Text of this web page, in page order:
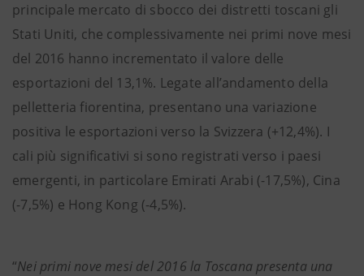
principale mercato di sbocco dei distretti toscani gli
Stati Uniti, che complessivamente nei primi nove mesi
del 2016 hanno incrementato il valore delle
esportazioni del 13,1%. Legate all’andamento della
pelletteria fiorentina, presentano una variazione
positiva le esportazioni verso la Svizzera (+12,4%). I
cali più significativi si sono registrati verso i paesi
emergenti, in particolare Emirati Arabi (-17,5%), Cina
(-7,5%) e Hong Kong (-4,5%).
“Nei primi nove mesi del 2016 la Toscana presenta una